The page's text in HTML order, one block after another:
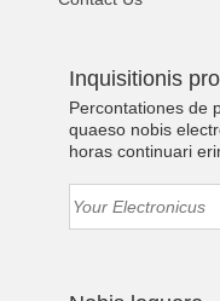
Inquisitionis
Percontationes de
quaeso nobis
horas continuari